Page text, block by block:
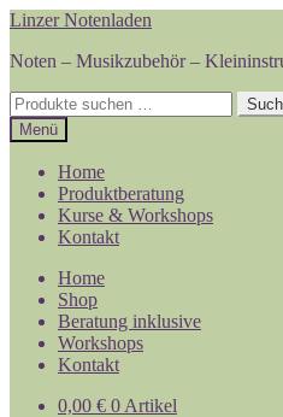
Zur
springen
Zum
springen
Linzer Notenladen
Noten – Musikzubehör –
Suchen
nach:
Menü
Home
Produktberatung
Kurse & Workshops
Kontakt
Home
Shop
Beratung inklusive
Workshops
Kontakt
0,00 € 0 Artikel